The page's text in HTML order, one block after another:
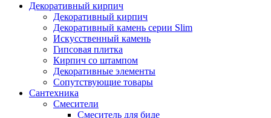
Декоративный кирпич
Декоративный кирпич
Декоративный камень серии Slim
Искусственный камень
Гипсовая плитка
Кирпич со штампом
Декоративные элементы
Сопутствующие товары
Сантехника
Смесители
Смеситель для биде